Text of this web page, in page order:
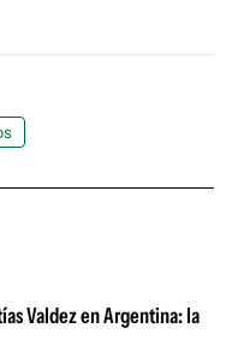
Valdez en Argentina: la